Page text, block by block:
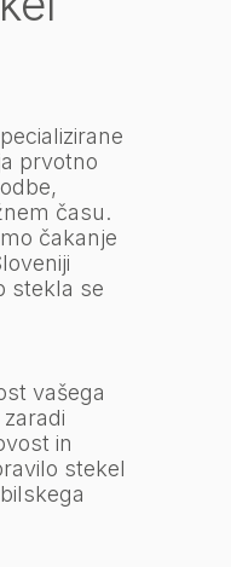
prvotno
času.
čakanje
stekla se
vašega
in
stekel